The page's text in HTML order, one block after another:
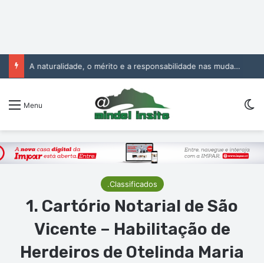
A naturalidade, o mérito e a responsabilidade nas mudanças na Administração Pública
Menu
.Classificados
1. Cartório Notarial de São
Vicente – Habilitação de
Herdeiros de Otelinda Maria